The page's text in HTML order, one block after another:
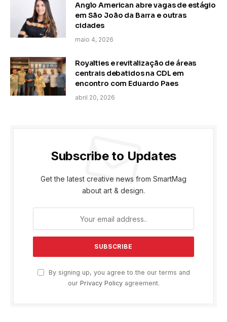
Anglo American abre vagas de estágio
em São João da Barra e outras
cidades
maio 4, 2026
Royalties e revitalização de áreas
centrais debatidos na CDL em
encontro com Eduardo Paes
abril 20, 2026
Subscribe to Updates
Get the latest creative news from SmartMag
about art & design.
By signing up, you agree to the our terms and
our Privacy Policyagreement.